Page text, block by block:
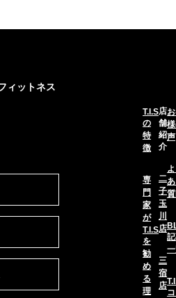
T.I.S
の
特
徴
専
門
家
が
T.I.S
を
勧
め
る
理
店
舗
紹
介
二
子
玉
川
店
三
宿
店
声